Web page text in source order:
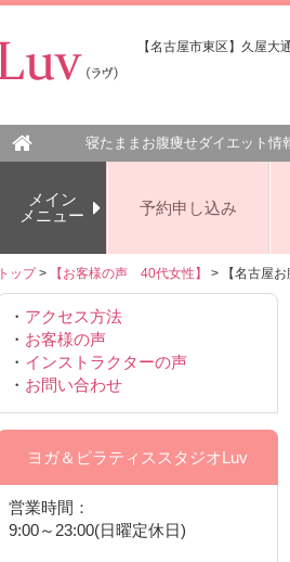
【名古屋市東区】久屋
寝たままお腹痩せダイエット情
メイン
メニュー
予約申し込み
トップ> 【お客様の声 40代女性】 > 【名古屋
・ アクセス方法
・ お客様の声
・ インストラクターの声
・ お問い合わせ
ヨガ＆ピラティススタジオLuv
営業時間：
9:00～23:00(日曜定休日)